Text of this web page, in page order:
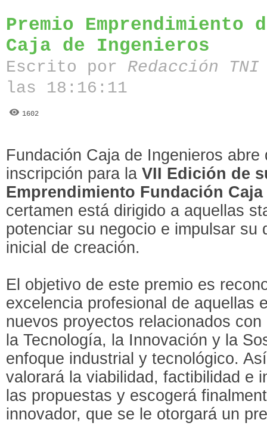
Premio Emprendimiento
Caja de Ingenieros
Escrito por Redacción
las 18:16:11
1602
Fundación Caja de Ingenieros
inscripción para laVII Edición de
Emprendimiento Fundación
certamen está dirigido a aquellas
potenciar su negocio e impulsar su
inicial de creación.
El objetivo de este premio es
excelencia profesional de aquellas
nuevos proyectos relacionados
la Tecnología, la Innovación y la
enfoque industrial y tecnológico.
valorará la viabilidad, factibilidad e
las propuestas y escogerá
innovador, que se le otorgará un